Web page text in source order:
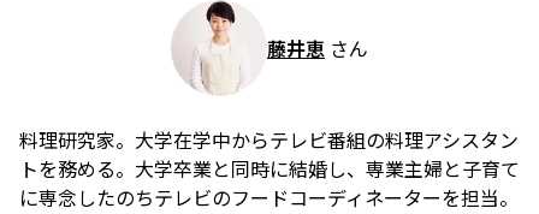
藤井恵 さん
料理研究家。大学在学中からテレビ番組の料理アシスタン
トを務める。大学卒業と同時に結婚し、専業主婦と子育て
に専念したのちテレビのフードコーディネーターを担当。